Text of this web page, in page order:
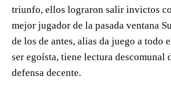
triunfo, ellos lograron salir invictos
mejor jugador de la pasada ventana
de los de antes, alias da juego a todo
ser egoísta, tiene lectura descomunal
defensa decente.